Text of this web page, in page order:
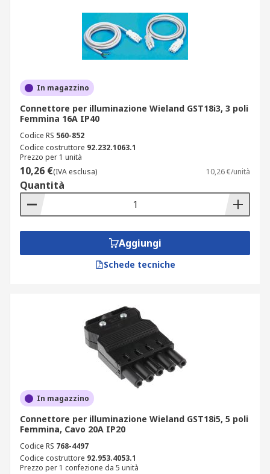
In magazzino
Connettore per illuminazione Wieland GST18i3, 3 poli
Femmina 16A IP40
Codice RS 560-852
Codice costruttore 92.232.1063.1
Prezzo per 1 unità
10,26 €(IVA esclusa) 10,26 €/unità
Quantità
Aggiungi
Schede tecniche
In magazzino
Connettore per illuminazione Wieland GST18i5, 5 poli
Femmina, Cavo 20A IP20
Codice RS 768-4497
Codice costruttore 92.953.4053.1
Prezzo per 1 confezione da 5 unità